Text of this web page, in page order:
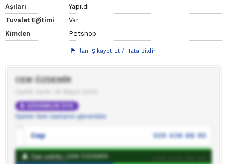
Aşıları
Yapıldı
Tuvalet Eğitimi
Var
Kimden
Petshop
İlanı Şikayet Et / Hata Bildir
CEM ÖZDEMİR
Üyenin tüm ilanlarını görüntüle
Cep 539 436 88 90
WhatsApp
İlan sahibi: CEM ÖZDEMİR